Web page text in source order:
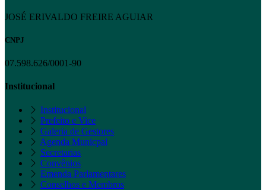
JOSÉ ERIVALDO FREIRE AGUIAR
CNPJ
07.598.626/0001-90
Institucional
Institucional
Prefeito e Vice
Galeria de Gestores
Agenda Municpal
Secretarias
Convênios
Emenda Parlamentares
Conselhos e Membros